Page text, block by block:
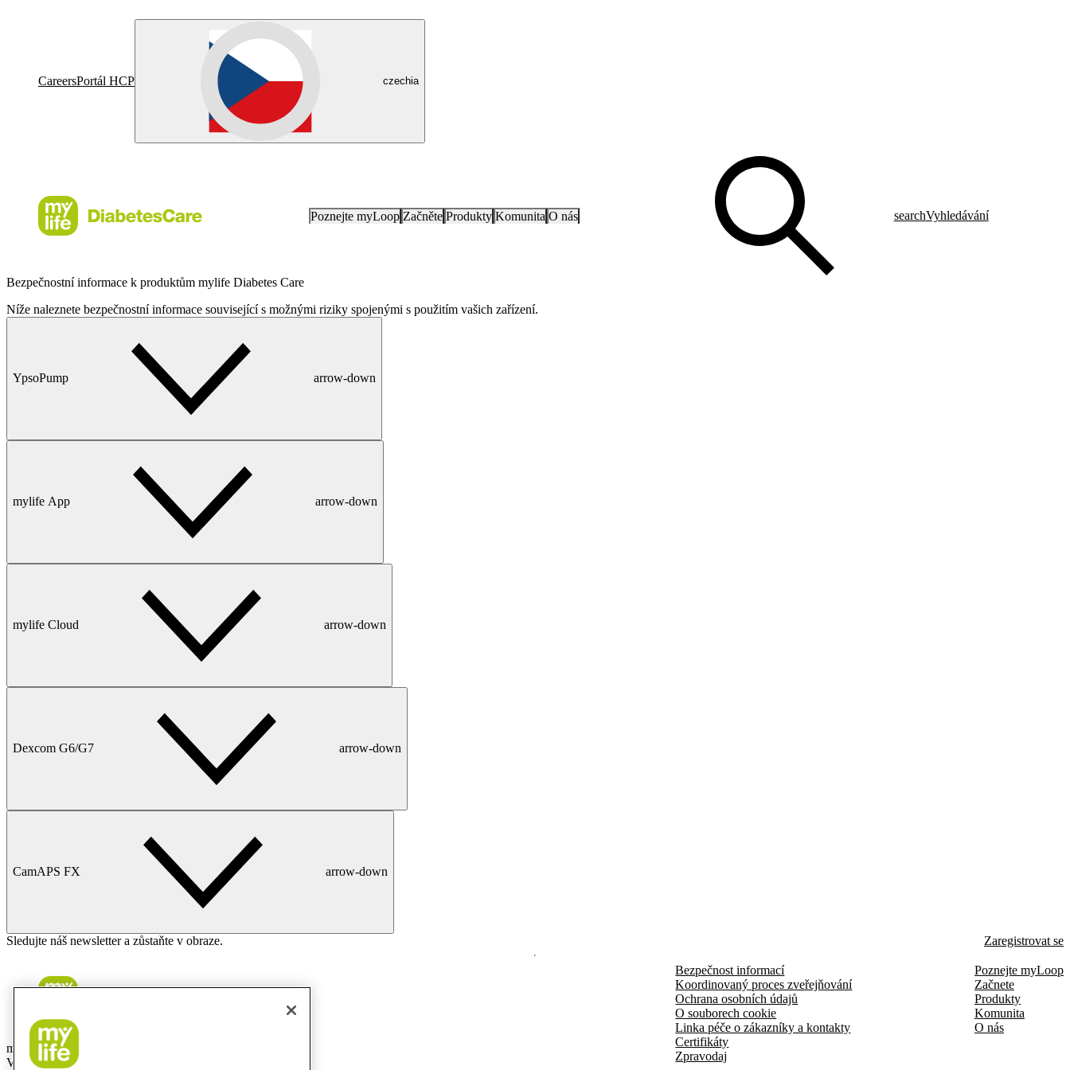
CareersPortál HCP czechia
Poznejte myLoop Začněte Produkty Komunita O nás searchVyhledávání
Bezpečnostní informace k produktům mylife Diabetes Care
Níže naleznete bezpečnostní informace související s možnými riziky spojenými s použitím vašich zařízení.
YpsoPump arrow-down
mylife App arrow-down
mylife Cloud arrow-down
Dexcom G6/G7 arrow-down
CamAPS FX arrow-down
Sledujte náš newsletter a zůstaňte v obraze. Zaregistrovat se
mylife Diabetes Care s.r.o.
Vinohradská 1597/174
Bezpečnost informací
Koordinovaný proces zveřejňování
Ochrana osobních údajů
O souborech cookie
Linka péče o zákazníky a kontakty
Certifikáty
Zpravodaj
Poznejte myLoop
Začnete
Produkty
Komunita
O nás